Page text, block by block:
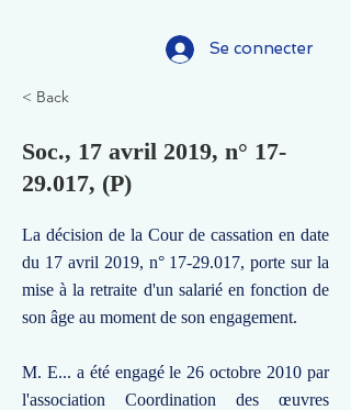
Se connecter
< Back
Soc., 17 avril 2019, n° 17-
29.017, (P)
La décision de la Cour de cassation en date
du 17 avril 2019, n° 17-29.017, porte sur la
mise à la retraite d'un salarié en fonction de
son âge au moment de son engagement.
M. E... a été engagé le 26 octobre 2010 par
l'association Coordination des œuvres